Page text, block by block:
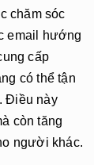
chăm sóc
email
hướng
cấp
có thể tận
Điều này
còn tăng
người khác.